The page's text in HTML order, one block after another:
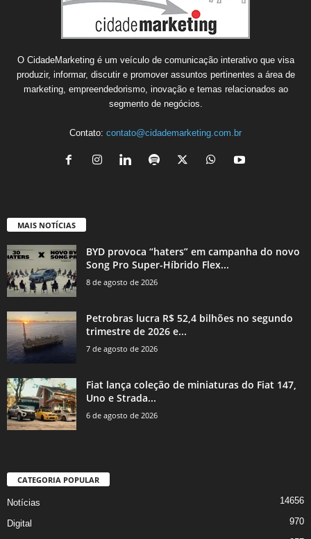
O CidadeMarketing é um veículo de comunicação interativo que visa
produzir, informar, discutir e promover assuntos pertinentes a área de
marketing, empreendedorismo, inovação e temas relacionados ao
segmento de negócios.
Contato: contato@cidademarketing.com.br
MAIS NOTÍCIAS
BYD provoca “haters” em campanha do novo
Song Pro Super-Híbrido Flex...
8 de agosto de 2026
Petrobras lucra R$ 52,4 bilhões no segundo
trimestre de 2026 e...
7 de agosto de 2026
Fiat lança coleção de miniaturas do Fiat 147,
Uno e Strada...
6 de agosto de 2026
CATEGORIA POPULAR
Notícias 14656
Digital 970